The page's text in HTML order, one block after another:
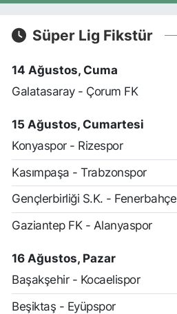
Süper Lig Fikstür
14 Ağustos, Cuma
Galatasaray - Çorum FK
15 Ağustos, Cumartesi
Konyaspor - Rizespor
Kasımpaşa - Trabzonspor
Gençlerbirliği S.K. - Fenerbahçe
Gaziantep FK - Alanyaspor
16 Ağustos, Pazar
Başakşehir - Kocaelispor
Beşiktaş - Eyüpspor